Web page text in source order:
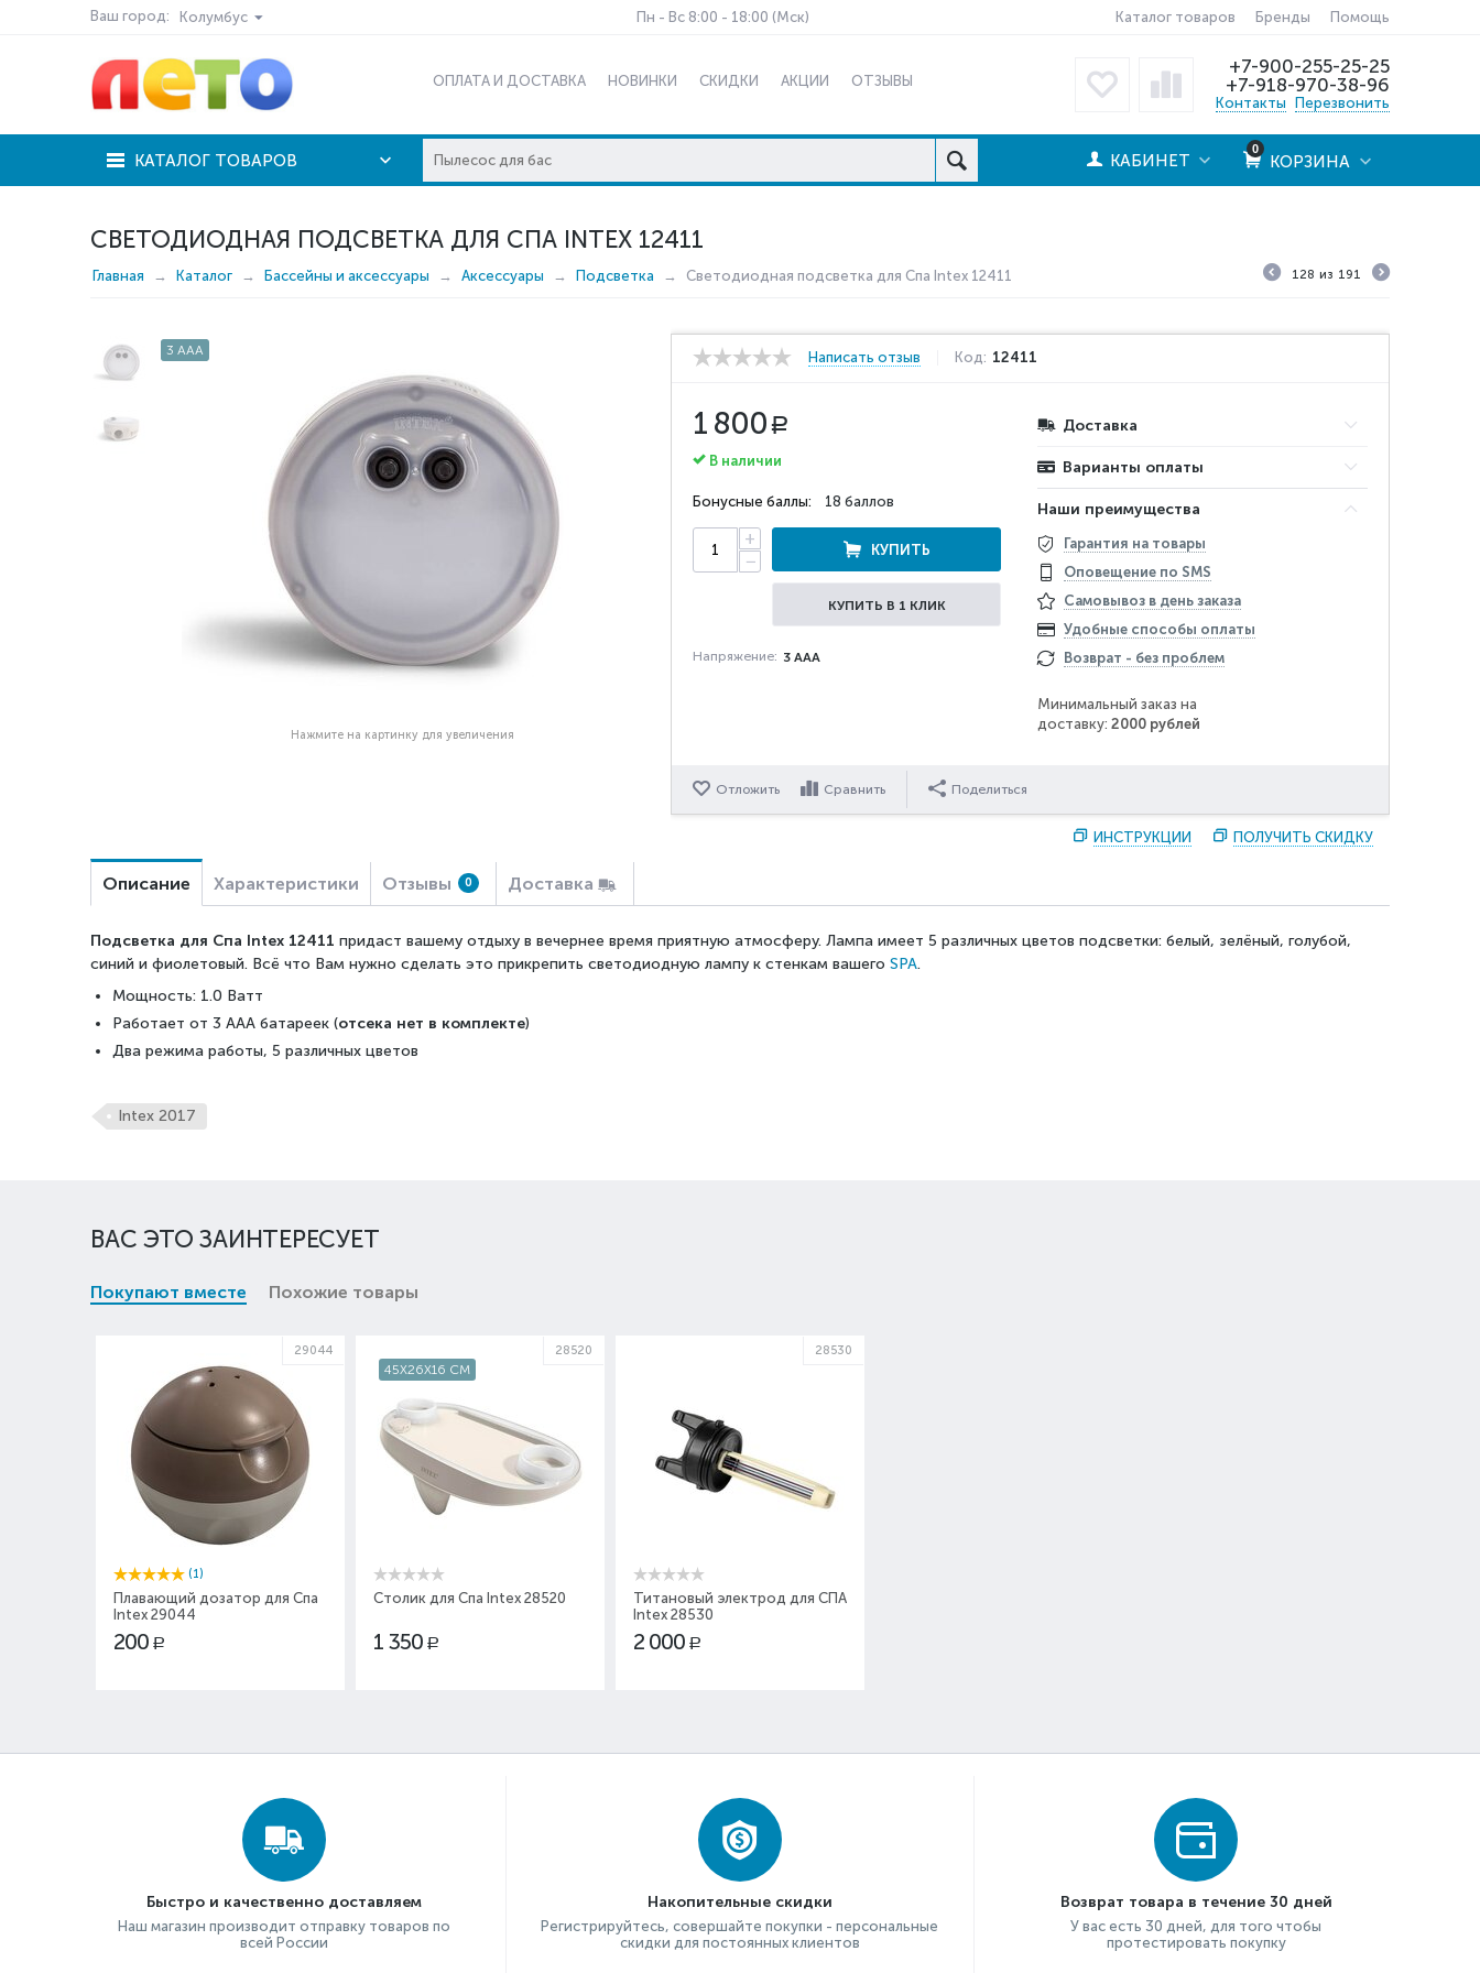
Ваш город: Колумбус Пн - Вс 8:00 - 18:00 (Мск) Каталог товаров Бренды Помощь
ОПЛАТА И ДОСТАВКА НОВИНКИ СКИДКИ АКЦИИ ОТЗЫВЫ
+7-900-255-25-25
+7-918-970-38-96
Контакты Перезвонить
КАТАЛОГ ТОВАРОВ
0
КОРЗИНА
КАБИНЕТ
СВЕТОДИОДНАЯ ПОДСВЕТКА ДЛЯ СПА INTEX 12411
Главная Каталог Бассейны и аксессуары Аксессуары Подсветка Светодиодная подсветка для Спа Intex 12411 128 из 191
3 AAA
Нажмите на картинку для увеличения
Написать отзыв Код: 12411
1 800 Р
В наличии
Бонусные баллы: 18 баллов
+
−
КУПИТЬ
КУПИТЬ В 1 КЛИК
Напряжение: 3 AAA
Доставка
Варианты оплаты
Наши преимущества
Гарантия на товары
Оповещение по SMS
Самовывоз в день заказа
Удобные способы оплаты
Возврат - без проблем
Минимальный заказ на
доставку:2000 рублей
Отложить Сравнить Поделиться
ИНСТРУКЦИИ ПОЛУЧИТЬ СКИДКУ
Описание Характеристики Отзывы 0 Доставка
Подсветка для Спа Intex 12411 придаст вашему отдыху в вечернее время приятную атмосферу. Лампа имеет 5 различных цветов подсветки: белый, зелёный, голубой,
синий и фиолетовый. Всё что Вам нужно сделать это прикрепить светодиодную лампу к стенкам вашего SPA.
Мощность: 1.0 Ватт
Работает от 3 AAA батареек (отсека нет в комплекте)
Два режима работы, 5 различных цветов
Intex 2017
ВАС ЭТО ЗАИНТЕРЕСУЕТ
Покупают вместе Похожие товары
29044
(1)
Плавающий дозатор для Спа
Intex 29044
200 Р
45X26X16 СМ
28520
Столик для Спа Intex 28520
1 350 Р
28530
Титановый электрод для СПА
Intex 28530
2 000 Р
Быстро и качественно доставляем
Наш магазин производит отправку товаров по
всей России
Накопительные скидки
Регистрируйтесь, совершайте покупки - персональные
скидки для постоянных клиентов
Возврат товара в течение 30 дней
У вас есть 30 дней, для того чтобы
протестировать покупку